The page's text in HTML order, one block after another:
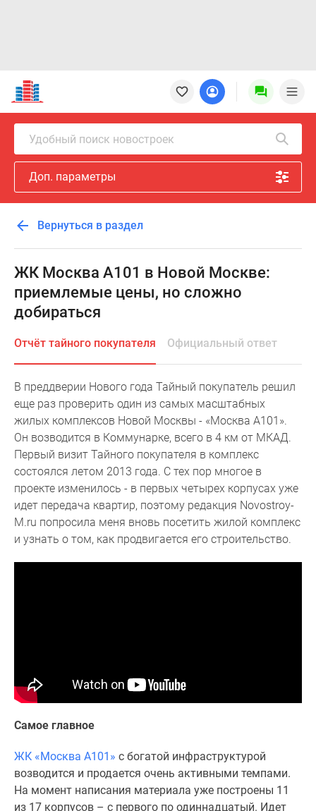
Новостройки
Квартиры
Ипотека
Новостройки
Москвы
Новостройки
Подмосковья
Новостройки
Москвы
Готовые
новостройки
Новостройки
карте
предложения
Коммерческие
помещения
Продавцы
застройщики
Панорамы
новостроек
Видеообзор
новостроек
Экспертиза
новостроек
комнатные
комнатные
карте
Ипотечный
калькулятор
Удобный поиск новостроек
Доп. параметры
Вернуться в раздел
ЖК Москва А101 в Новой Москве:
приемлемые цены, но сложно
добираться
Отчёт тайного покупателя Официальный ответ
В преддверии Нового года Тайный покупатель решил
еще раз проверить один из самых масштабных
жилых комплексов Новой Москвы - «Москва А101».
Он возводится в Коммунарке, всего в 4 км от МКАД.
Первый визит Тайного покупателя в комплекс
состоялся летом 2013 года. С тех пор многое в
проекте изменилось - в первых четырех корпусах уже
идет передача квартир, поэтому редакция Novostroy-
M.ru попросила меня вновь посетить жилой комплекс
и узнать о том, как продвигается его строительство.
Самое главное
ЖК «Москва А101» с богатой инфраструктурой
возводится и продается очень активными темпами.
На момент написания материала уже построены 11
из 17 корпусов – с первого по одиннадцатый. Идет